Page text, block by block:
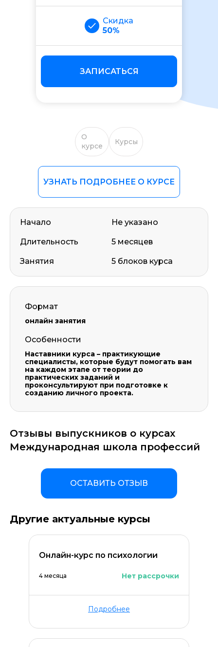
Скидка
50%
ЗАПИСАТЬСЯ
О
курсе
Курсы
УЗНАТЬ ПОДРОБНЕЕ О КУРСЕ
Начало
Длительность
Занятия
Не указано
5 месяцев
5 блоков курса
Формат
онлайн занятия
Особенности
Наставники курса – практикующие
специалисты, которые будут помогать вам
на каждом этапе от теории до
практических заданий и
проконсультируют при подготовке к
созданию личного проекта.
Отзывы выпускников о курсах
Международная школа профессий
ОСТАВИТЬ ОТЗЫВ
Другие актуальные курсы
Онлайн-курс по психологии
4 месяца Нет рассрочки
Подробнее